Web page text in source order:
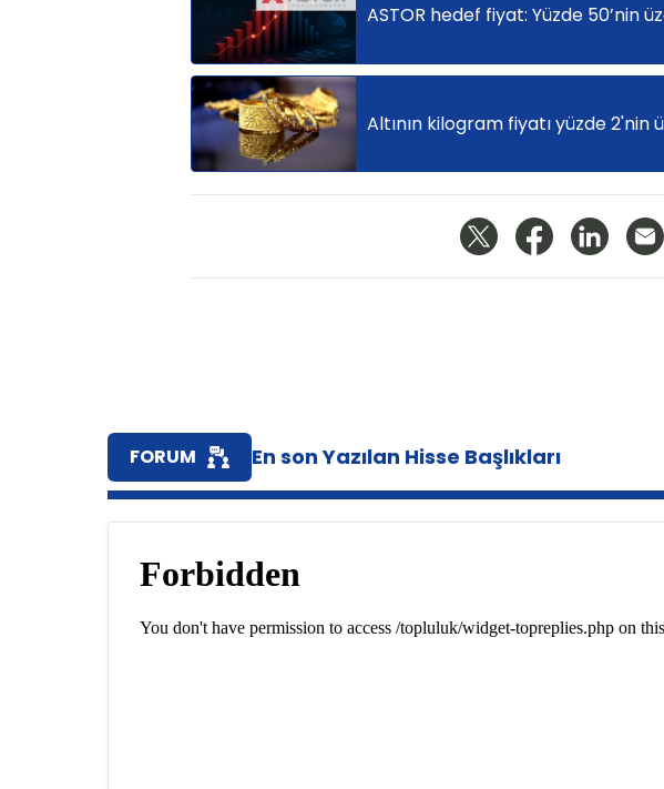
ASTOR hedef fiyat: Yüzde 50’nin
Altının kilogram fiyatı yüzde 2'nin
FORUM En son Yazılan Hisse Başlıkları